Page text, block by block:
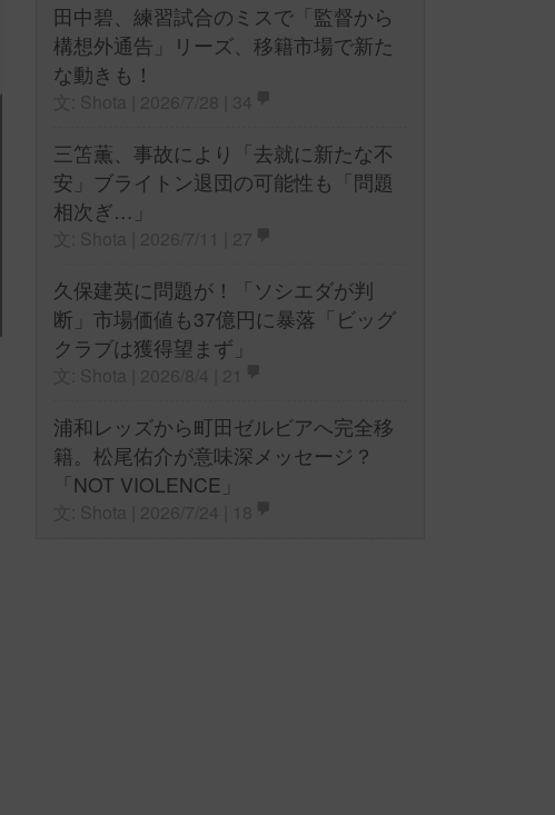
田中碧、練習試合のミスで「監督から
構想外通告」リーズ、移籍市場で新た
な動きも！
三笘薫、事故により「去就に新たな不
安」ブライトン退団の可能性も「問題
相次ぎ…」
久保建英に問題が！「ソシエダが判
断」市場価値も37億円に暴落「ビッグ
クラブは獲得望まず」
浦和レッズから町田ゼルビアへ完全移
籍。松尾佑介が意味深メッセージ？
「NOT VIOLENCE」